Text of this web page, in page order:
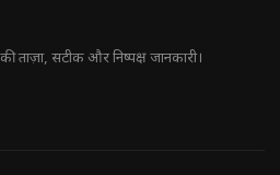
सटीक और निष्पक्ष जानकारी।